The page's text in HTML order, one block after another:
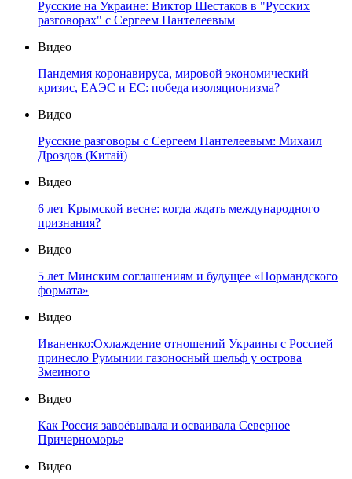
Русские на Украине: Виктор Шестаков в "Русских
разговорах" с Сергеем Пантелеевым
Видео
Пандемия коронавируса, мировой экономический
кризис, ЕАЭС и ЕС: победа изоляционизма?
Видео
Русские разговоры с Сергеем Пантелеевым: Михаил
Дроздов (Китай)
Видео
6 лет Крымской весне: когда ждать международного
признания?
Видео
5 лет Минским соглашениям и будущее «Нормандского
формата»
Видео
Иваненко:Охлаждение отношений Украины с Россией
принесло Румынии газоносный шельф у острова
Змеиного
Видео
Как Россия завоёвывала и осваивала Северное
Причерноморье
Видео